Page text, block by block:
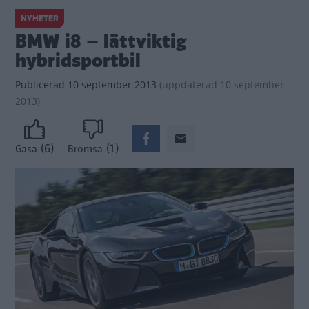
NYHETER
BMW i8 – lättviktig
hybridsportbil
Publicerad 10 september 2013 (uppdaterad 10 september
2013)
Gasa (6) Bromsa (1)